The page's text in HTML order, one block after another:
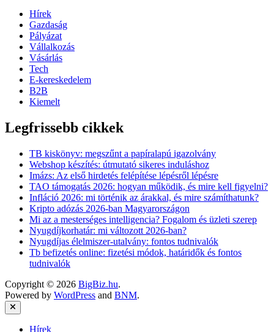
Hírek
Gazdaság
Pályázat
Vállalkozás
Vásárlás
Tech
E-kereskedelem
B2B
Kiemelt
Legfrissebb cikkek
TB kiskönyv: megszűnt a papíralapú igazolvány
Webshop készítés: útmutató sikeres induláshoz
Imázs: Az első hirdetés felépítése lépésről lépésre
TAO támogatás 2026: hogyan működik, és mire kell figyelni?
Infláció 2026: mi történik az árakkal, és mire számíthatunk?
Kripto adózás 2026-ban Magyarországon
Mi az a mesterséges intelligencia? Fogalom és üzleti szerep
Nyugdíjkorhatár: mi változott 2026-ban?
Nyugdíjas élelmiszer-utalvány: fontos tudnivalók
Tb befizetés online: fizetési módok, határidők és fontos
tudnivalók
Copyright © 2026 BigBiz.hu.
Powered by WordPress and BNM.
Close
Hírek